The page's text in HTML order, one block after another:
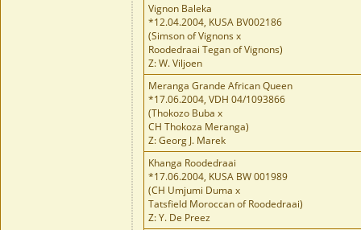
Vignon Baleka
*12.04.2004, KUSA BV002186
(Simson of Vignons x
Roodedraai Tegan of Vignons)
Z: W. Viljoen
Meranga Grande African Queen
*17.06.2004, VDH 04/1093866
(Thokozo Buba x
CH Thokoza Meranga)
Z: Georg J. Marek
Khanga Roodedraai
*17.06.2004, KUSA BW 001989
(CH Umjumi Duma x
Tatsfield Moroccan of Roodedraai)
Z: Y. De Preez